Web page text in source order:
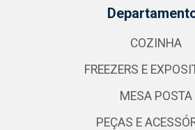
COZINHA
FREEZERS E
MESA POSTA
PEÇAS E